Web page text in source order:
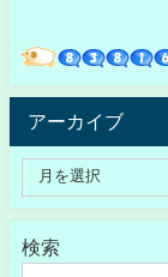
アーカイブ
検索